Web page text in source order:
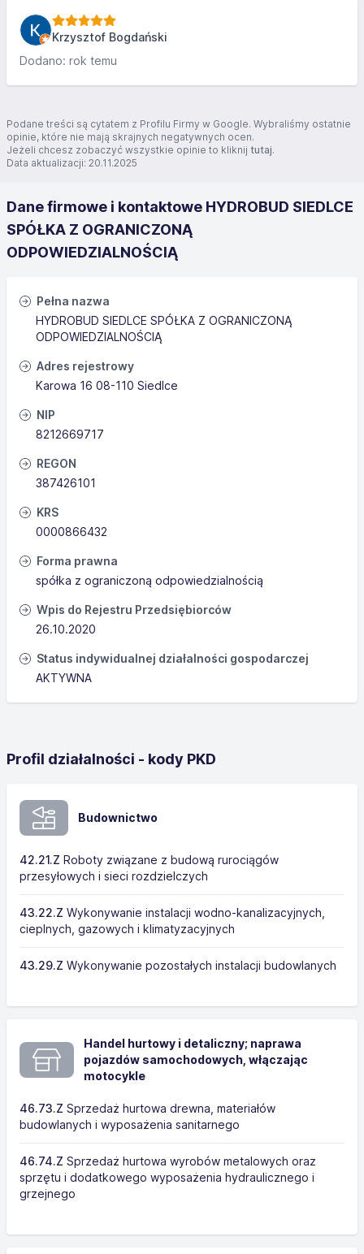
Krzysztof Bogdański
Dodano: rok temu
Podane treści są cytatem z Profilu Firmy w Google. Wybraliśmy ostatnie
opinie, które nie mają skrajnych negatywnych ocen.
Jeżeli chcesz zobaczyć wszystkie opinie to kliknij tutaj.
Data aktualizacji: 20.11.2025
Dane firmowe i kontaktowe HYDROBUD SIEDLCE
SPÓŁKA Z OGRANICZONĄ
ODPOWIEDZIALNOŚCIĄ
Pełna nazwa
HYDROBUD SIEDLCE SPÓŁKA Z OGRANICZONĄ
ODPOWIEDZIALNOŚCIĄ
Adres rejestrowy
Karowa 16 08-110 Siedlce
NIP
8212669717
REGON
387426101
KRS
0000866432
Forma prawna
spółka z ograniczoną odpowiedzialnością
Wpis do Rejestru Przedsiębiorców
26.10.2020
Status indywidualnej działalności gospodarczej
AKTYWNA
Profil działalności - kody PKD
Budownictwo
42.21.Z Roboty związane z budową rurociągów
przesyłowych i sieci rozdzielczych
43.22.Z Wykonywanie instalacji wodno-kanalizacyjnych,
cieplnych, gazowych i klimatyzacyjnych
43.29.Z Wykonywanie pozostałych instalacji budowlanych
Handel hurtowy i detaliczny; naprawa
pojazdów samochodowych, włączając
motocykle
46.73.Z Sprzedaż hurtowa drewna, materiałów
budowlanych i wyposażenia sanitarnego
46.74.Z Sprzedaż hurtowa wyrobów metalowych oraz
sprzętu i dodatkowego wyposażenia hydraulicznego i
grzejnego